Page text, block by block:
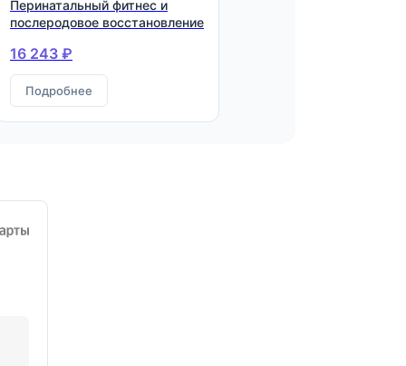
Перинатальный фитнес и
послеродовое восстановление
16 243 ₽
Подробнее